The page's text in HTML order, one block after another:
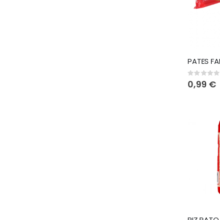
Rating:
0%
0,99 €